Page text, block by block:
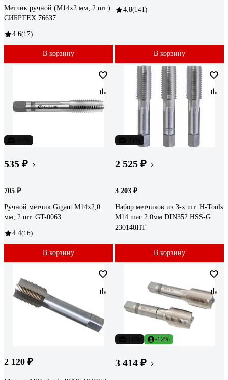
Метчик ручной (М14х2 мм; 2 шт.)
СИБРТЕХ 76637
4.6(17)
В корзину
4.8(141)
В корзину
535 ₽
705 ₽
Ручной метчик Gigant М14x2,0
мм, 2 шт. GT-0063
4.4(16)
В корзину
2 525 ₽
3 203 ₽
Набор метчиков из 3-х шт. H-Tools
М14 шаг 2.0мм DIN352 HSS-G
230140HT
В корзину
2 120 ₽
-12%
3 414 ₽